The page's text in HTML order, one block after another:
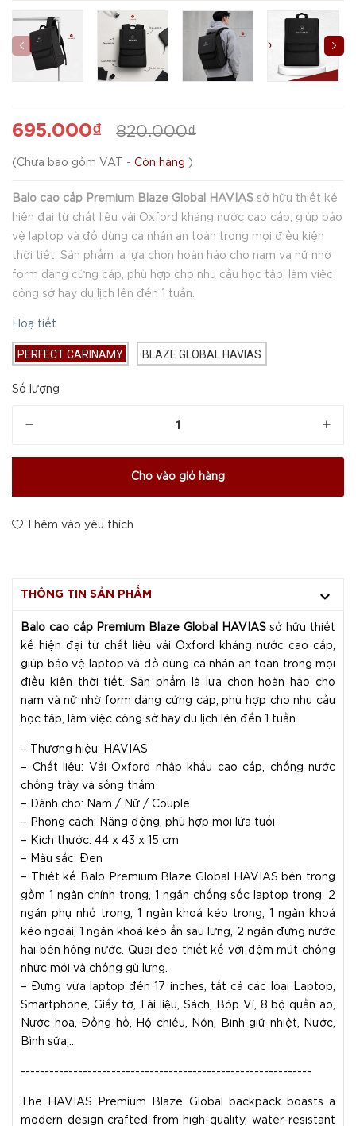
695.000₫ 820.000₫
( Chưa bao gồm VAT - Còn hàng )
Balo cao cấp Premium Blaze Global HAVIAS sở hữu thiết kế
hiện đại từ chất liệu vải Oxford kháng nước cao cấp, giúp bảo
vệ laptop và đồ dùng cá nhân an toàn trong mọi điều kiện
thời tiết. Sản phẩm là lựa chọn hoàn hảo cho nam và nữ nhờ
form dáng cứng cáp, phù hợp cho nhu cầu học tập, làm việc
công sở hay du lịch lên đến 1 tuần.
Hoạ tiết
PERFECT CARINAMY BLAZE GLOBAL HAVIAS
Số lượng
Cho vào giỏ hàng
Thêm vào yêu thích
THÔNG TIN SẢN PHẨM
Balo cao cấp Premium Blaze Global HAVIASsở hữu thiết
kế hiện đại từ chất liệu vải Oxford kháng nước cao cấp,
giúp bảo vệ laptop và đồ dùng cá nhân an toàn trong mọi
điều kiện thời tiết. Sản phẩm là lựa chọn hoàn hảo cho
nam và nữ nhờ form dáng cứng cáp, phù hợp cho nhu cầu
học tập, làm việc công sở hay du lịch lên đến 1 tuần.
– Thương hiệu: HAVIAS
– Chất liệu: Vải Oxford nhập khẩu cao cấp, chống nước
chống trày và sống thấm
– Dành cho: Nam / Nữ / Couple
– Phong cách: Năng động, phù hợp mọi lứa tuổi
– Kích thước: 44 x 43 x 15 cm
– Màu sắc: Đen
– Thiết kế Balo Premium Blaze Global HAVIAS bên trong
gồm 1 ngăn chính trong, 1 ngăn chống sốc laptop trong, 2
ngăn phụ nhỏ trong, 1 ngăn khoá kéo trong, 1 ngăn khoá
kéo ngoài, 1 ngăn khoá kéo ẩn sau lưng, 2 ngăn đựng nước
hai bên hông nước. Quai đeo thiết kế với đệm mút chống
nhức mỏi và chống gù lưng.
– Đựng vừa laptop đến 17 inches, tất cả các loại Laptop,
Smartphone, Giấy tờ, Tài liệu, Sách, Bóp Ví, 8 bộ quần áo,
Nước hoa, Đồng hồ, Hộ chiếu, Nón, Bình giữ nhiệt, Nước,
Bình sữa,…
-------------------------------------------------------------
The HAVIAS Premium Blaze Global backpack boasts a
modern design crafted from high-quality, water-resistant